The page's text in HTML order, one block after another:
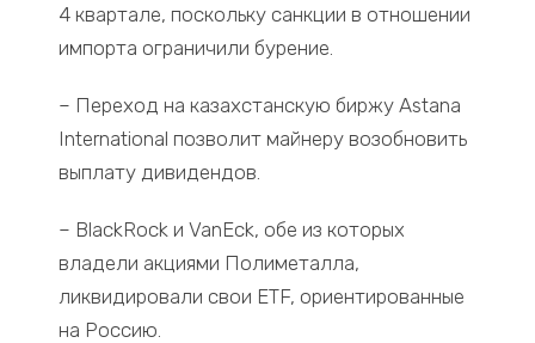
4 квартале, поскольку санкции в отношении
импорта ограничили бурение.
– Переход на казахстанскую биржу Astana
International позволит майнеру возобновить
выплату дивидендов.
– BlackRock и VanEck, обе из которых
владели акциями Полиметалла,
ликвидировали свои ETF, ориентированные
на Россию.